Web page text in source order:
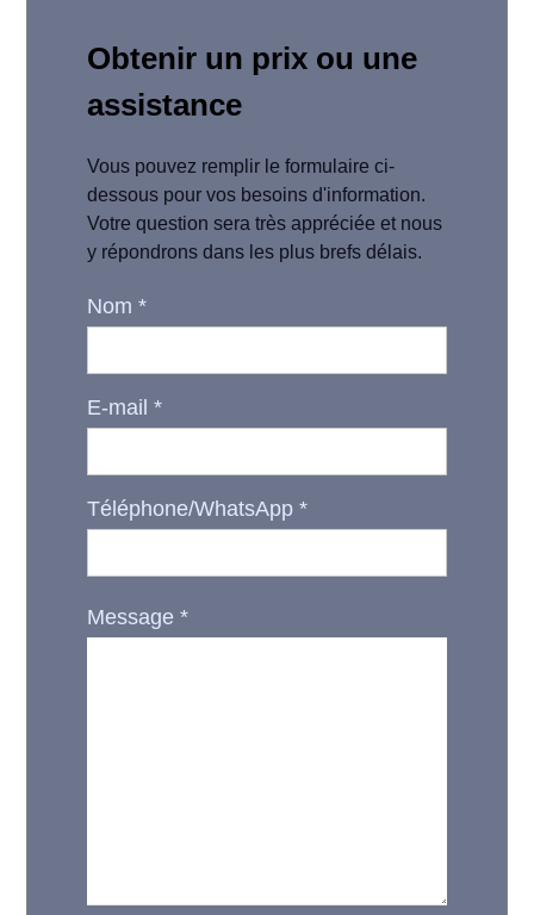
Obtenir un prix ou une
assistance
Vous pouvez remplir le formulaire ci-
dessous pour vos besoins d'information.
Votre question sera très appréciée et nous
y répondrons dans les plus brefs délais.
Nom*
E-mail*
Téléphone/WhatsApp*
Message*